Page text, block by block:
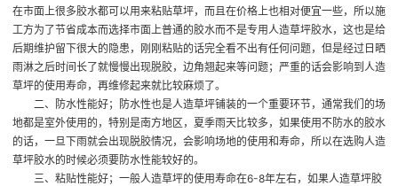
在市面上很多胶水都可以用来粘贴草坪，而且在价格上也相对便宜一些，所以施
工方为了节省成本而选择市面上普通的胶水而不是专用人造草坪胶水，这也是给
后期维护留下很大的隐患，刚刚粘贴的话完全看不出有任何问题，但是经过日晒
雨淋之后时间长了就慢慢出现脱胶，边角翘起来等问题；严重的话会影响到人造
草坪的使用寿命，再维修起来就比较麻烦了。
二、防水性能好；防水性也是人造草坪铺装的一个重要环节，通常我们的场
地都是室外使用的，特别是南方地区，夏季雨天比较多，如果使用不防水的胶水
的话，一旦下雨就会出现脱胶情况，会影响场地的使用和寿命，所以在选购人造
草坪胶水的时候必须要防水性能较好的。
三、粘贴性能好；一般人造草坪的使用寿命在6-8年左右，如果人造草坪胶